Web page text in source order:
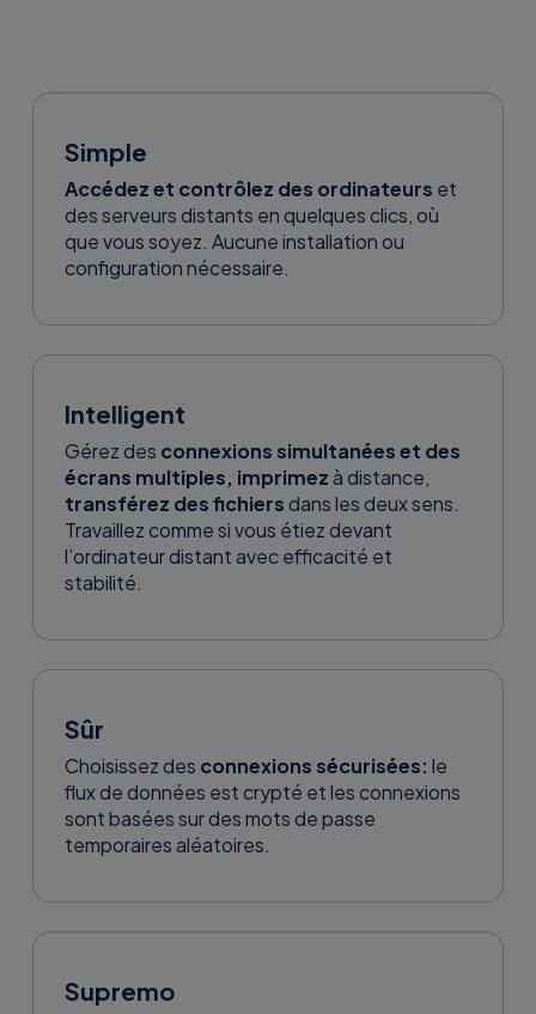
Simple
Accédez et contrôlez des ordinateurs et
des serveurs distants en quelques clics, où
que vous soyez. Aucune installation ou
configuration nécessaire.
Intelligent
Gérez des connexions simultanées et des
écrans multiples, imprimezà distance,
transférez des fichiersdans les deux sens.
Travaillez comme si vous étiez devant
l’ordinateur distant avec efficacité et
stabilité.
Sûr
Choisissez des connexions sécurisées: le
flux de données est crypté et les connexions
sont basées sur des mots de passe
temporaires aléatoires.
Supremo